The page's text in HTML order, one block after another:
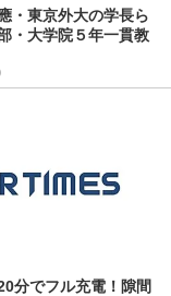
・東京外大の学長ら
・大学院５年一貫教
分でフル充電！隙間